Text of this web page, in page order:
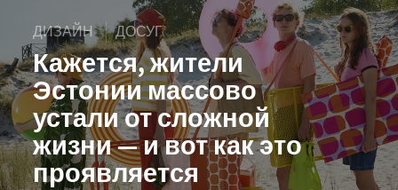
ДИЗАЙН ДОСУГ
Кажется, жители
Эстонии массово
устали от сложной
жизни — и вот как это
проявляется